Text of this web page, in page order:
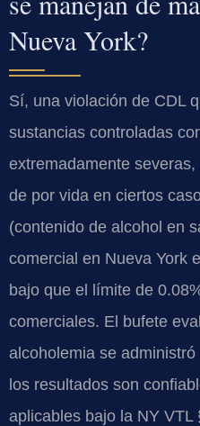
Nueva York?
Sí, una violación de CDL
sustancias controladas
extremadamente
de por vida en ciertos
(contenido de alcohol en
comercial en Nueva York
bajo que el límite de
comerciales. El bufete
alcoholemia se
los resultados son
aplicables bajo la NY VTL